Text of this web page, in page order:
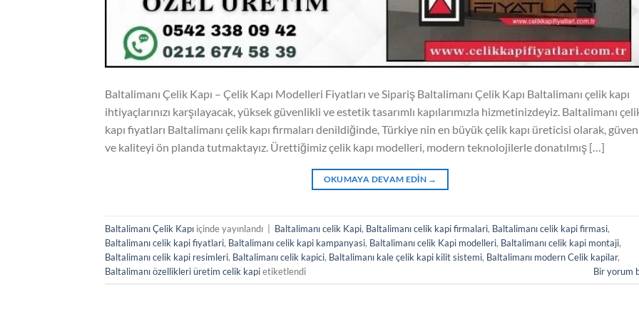
Baltalimanı Çelik Kapı – Çelik Kapı Modelleri Fiyatları ve Sipariş Baltalimanı Çelik Kapı Baltalimanı çelik kapı
ihtiyaçlarınızı karşılayacak, yüksek güvenlikli ve estetik tasarımlı kapılarımızla hizmetinizdeyiz. Baltalimanı
kapı fiyatları Baltalimanı çelik kapı firmaları denildiğinde, Türkiye nin en büyük çelik kapı üreticisi olarak,
ve kaliteyi ön planda tutmaktayız. Ürettiğimiz çelik kapı modelleri, modern teknolojilerle donatılmış […]
OKUMAYA DEVAM EDIN →
Baltalimanı Çelik Kapı içinde yayınlandı Baltalimanı celik Kapi, Baltalimanı celik kapi firmalari, Baltalimanı celik kapi firmasi,
Baltalimanı celik kapi fiyatlari, Baltalimanı celik kapi kampanyasi, Baltalimanı celik Kapi modelleri, Baltalimanı celik kapi montaji,
Baltalimanı celik kapi resimleri, Baltalimanı celik kapici, Baltalimanı kale çelik kapi kilit sistemi, Baltalimanı modern Celik kapilar,
Baltalimanı özellikleri üretim celik kapietiketlendi Bir yorum